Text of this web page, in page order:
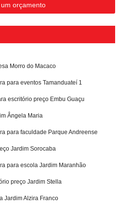
orçamento
Morro do Macaco
para eventos Tamanduateí 1
escritório preço Embu Guaçu
Ângela Maria
para faculdade Parque Andreense
Jardim Sorocaba
para escola Jardim Maranhão
preço Jardim Stella
Jardim Alzira Franco